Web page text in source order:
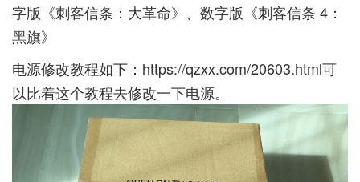
字版《刺客信条：大革命》、数字版《刺客信条 4：
黑旗》
电源修改教程如下： https://qzxx.com/20603.html可
以比着这个教程去修改一下电源。